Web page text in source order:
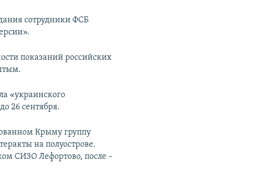
сотрудники ФСБ
показаний российских
«украинского
26 сентября.
Крыму группу
на полуострове.
СИЗО Лефортово, после –